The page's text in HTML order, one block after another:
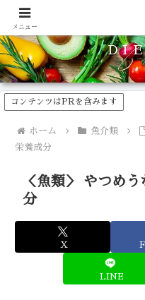
食品のカロリーや糖質など
ＤＩ
コンテンツはPRを含みます
ホーム 魚介類
栄養成分
＜魚類＞ やつめ
分
X
LINE
メニュー